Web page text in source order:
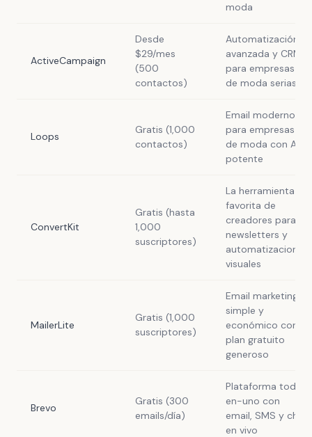
moda
ActiveCampaign
Desde
$29/mes
(500
contactos)
Automatización
avanzada y CRM
para empresas
de moda serias
Loops
Gratis (1,000
contactos)
Email moderno
para empresas
de moda con API
potente
ConvertKit
Gratis (hasta
1,000
suscriptores)
La herramienta
favorita de
creadores para
newsletters y
automatizaciones
visuales
MailerLite
Gratis (1,000
suscriptores)
Email marketing
simple y
económico con
plan gratuito
generoso
Brevo
Gratis (300
emails/día)
Plataforma todo-
en-uno con
email, SMS y chat
en vivo